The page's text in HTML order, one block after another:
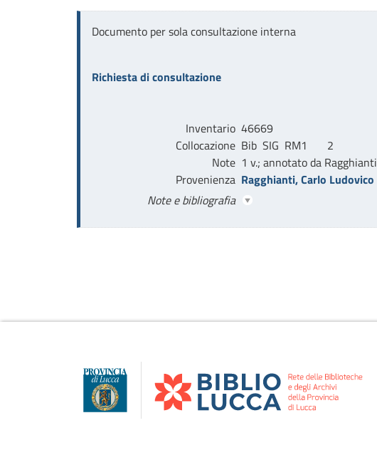
Documento per sola consultazione interna
Richiesta di consultazione
Inventario 46669
Collocazione Bib  SIG  RM1       2
Note 1 v.; annotato da Ragghianti
Provenienza Ragghianti, Carlo Ludovico
Note e bibliografia